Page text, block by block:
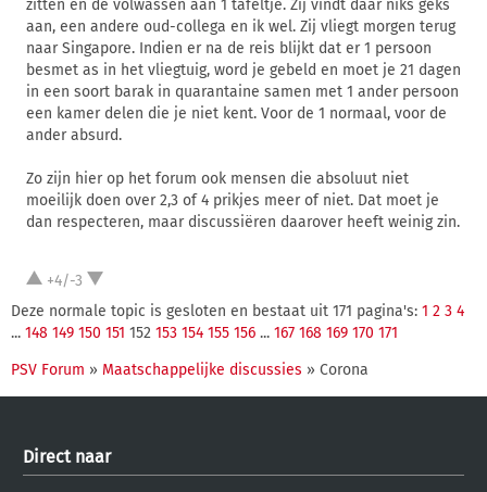
zitten en de volwassen aan 1 tafeltje. Zij vindt daar niks geks
aan, een andere oud-collega en ik wel. Zij vliegt morgen terug
naar Singapore. Indien er na de reis blijkt dat er 1 persoon
besmet as in het vliegtuig, word je gebeld en moet je 21 dagen
in een soort barak in quarantaine samen met 1 ander persoon
een kamer delen die je niet kent. Voor de 1 normaal, voor de
ander absurd.
Zo zijn hier op het forum ook mensen die absoluut niet
moeilijk doen over 2,3 of 4 prikjes meer of niet. Dat moet je
dan respecteren, maar discussiëren daarover heeft weinig zin.
+4/-3
Deze normale topic is gesloten en bestaat uit 171 pagina's: 1 2 3 4
... 148 149 150 151 152 153 154 155 156 ... 167 168 169 170 171
PSV Forum » Maatschappelijke discussies » Corona
Direct naar